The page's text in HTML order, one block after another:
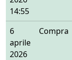
14:55
6
aprile
2026
Compra